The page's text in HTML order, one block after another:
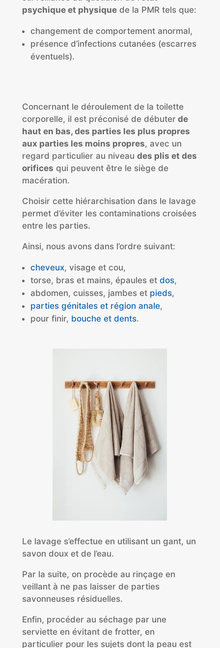
psychique et physiquede la PMR tels que:
changement de comportement anormal,
présence d’infections cutanées (escarres
éventuels).
Concernant le déroulement de la toilette
corporelle, il est préconisé de débuterde
haut en bas, des parties les plus propres
aux parties les moins propres, avec un
regard particulier au niveau des plis et des
orifices qui peuvent être le siège de
macération.
Choisir cette hiérarchisation dans le lavage
permet d’éviter les contaminations croisées
entre les parties.
Ainsi, nous avons dans l’ordre suivant:
cheveux, visage et cou,
torse, bras et mains, épaules et dos,
abdomen, cuisses, jambes et pieds,
parties génitales et région anale,
pour finir, bouche et dents.
Le lavage s’effectue en utilisant un gant, un
savon doux et de l’eau.
Par la suite, on procède au rinçage en
veillant à ne pas laisser de parties
savonneuses résiduelles.
Enfin, procéder au séchage par une
serviette en évitant de frotter, en
particulier pour les sujets dont la peau est